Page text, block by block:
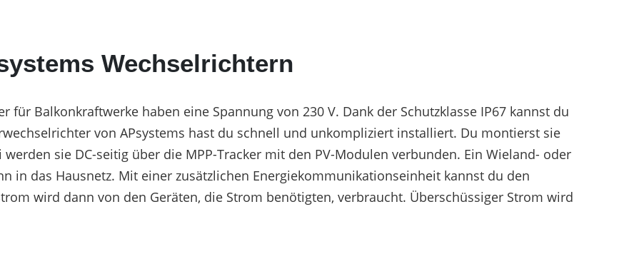
Wechselrichtern
für Balkonkraftwerke haben eine Spannung von 230 V. Dank der Schutzklasse IP67 kannst du
von APsystems hast du schnell und unkompliziert installiert. Du montierst sie
sie DC-seitig über die MPP-Tracker mit den PV-Modulen verbunden. Ein Wieland- oder
in das Hausnetz. Mit einer zusätzlichen Energiekommunikationseinheit kannst du den
wird dann von den Geräten, die Strom benötigten, verbraucht. Überschüssiger Strom wird